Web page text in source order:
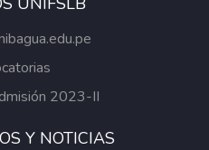
2023-II
Y NOTICIAS